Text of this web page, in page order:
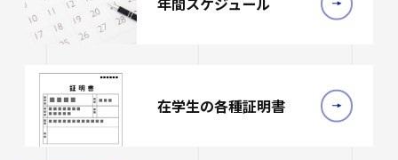
在学生の各種証明書